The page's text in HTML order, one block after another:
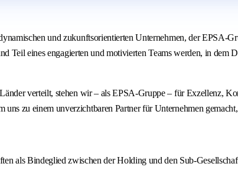
und zukunftsorientierten Unternehmen, der EPSA-
Teil eines engagierten und motivierten Teams werden, in
verteilt, stehen wir – als EPSA-Gruppe – für Exzellenz,
zu einem unverzichtbaren Partner für Unternehmen
als Bindeglied zwischen der Holding und den Sub-